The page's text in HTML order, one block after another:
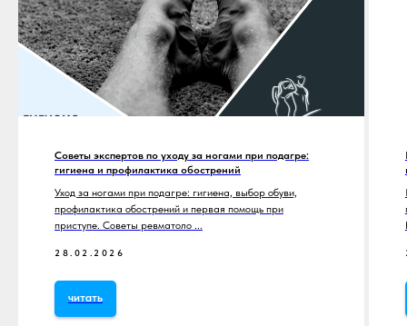
Советы экспертов по уходу за ногами при подагре:
гигиена и профилактика обострений
Уход за ногами при подагре: гигиена, выбор обуви,
профилактика обострений и первая помощь при
приступе. Советы ревматоло ...
28.02.2026
читать